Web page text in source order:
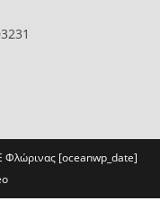
Φλώρινας [oceanwp_date]